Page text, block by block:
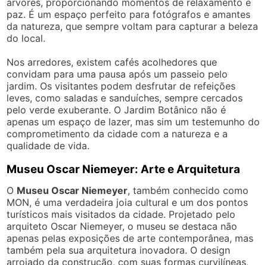
árvores, proporcionando momentos de relaxamento e
paz. É um espaço perfeito para fotógrafos e amantes
da natureza, que sempre voltam para capturar a beleza
do local.
Nos arredores, existem cafés acolhedores que
convidam para uma pausa após um passeio pelo
jardim. Os visitantes podem desfrutar de refeições
leves, como saladas e sanduíches, sempre cercados
pelo verde exuberante. O Jardim Botânico não é
apenas um espaço de lazer, mas sim um testemunho do
comprometimento da cidade com a natureza e a
qualidade de vida.
Museu Oscar Niemeyer: Arte e Arquitetura
O Museu Oscar Niemeyer, também conhecido como
MON, é uma verdadeira joia cultural e um dos pontos
turísticos mais visitados da cidade. Projetado pelo
arquiteto Oscar Niemeyer, o museu se destaca não
apenas pelas exposições de arte contemporânea, mas
também pela sua arquitetura inovadora. O design
arrojado da construção, com suas formas curvilíneas,